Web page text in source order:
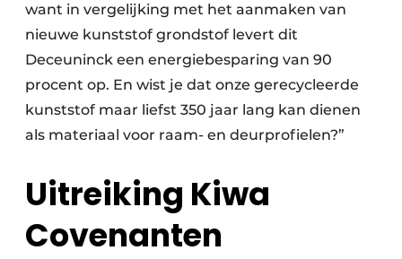
want in vergelijking met het aanmaken van
nieuwe kunststof grondstof levert dit
Deceuninck een energiebesparing van 90
procent op. En wist je dat onze gerecycleerde
kunststof maar liefst 350 jaar lang kan dienen
als materiaal voor raam- en deurprofielen?”
Uitreiking Kiwa
Covenanten